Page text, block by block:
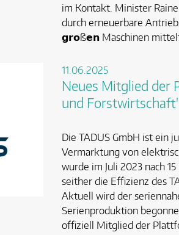
im Kontakt. Minister
durch erneuerbare
𝗴𝗿𝗼ß𝗲𝗻 Maschinen
11.06.2025
Neues Mitglied der
und
Die TADUS GmbH ist ein
Vermarktung von
wurde im Juli 2023 nach
seither die Effizienz des
Aktuell wird der
Serienproduktion
offiziell Mitglied der